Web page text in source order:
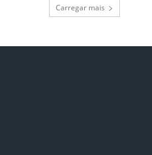
Carregar mais